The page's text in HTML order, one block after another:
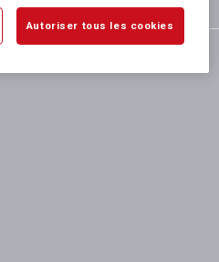
Autoriser tous les cookies